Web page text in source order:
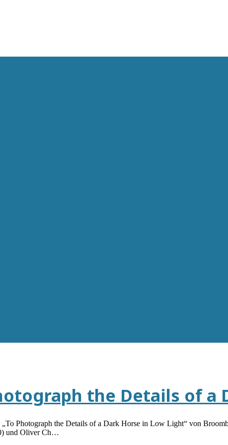
the Details of a
Photograph the Details of a Dark Horse in Low Light“ von
und Oliver Ch…